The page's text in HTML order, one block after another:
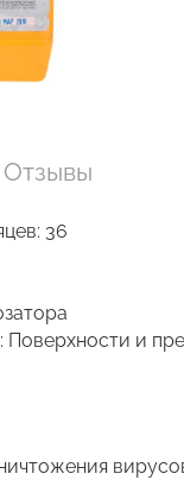
Отзывы
36
Поверхности и